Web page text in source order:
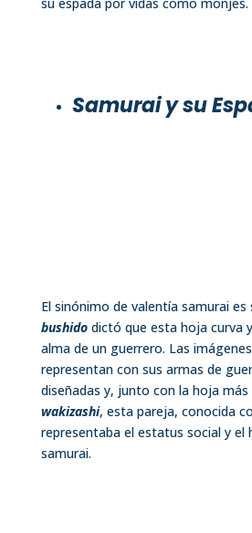
Samurai y su
El sinónimo de valentía samurai es
bushidodictó que esta hoja curva
alma de un guerrero. Las
representan con sus armas de
diseñadas y, junto con la hoja
wakizashi, esta pareja, conocida
representaba el estatus social y el
samurai.